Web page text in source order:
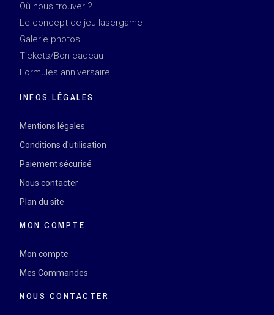
Où nous trouver ?
Le concept de jeu lasergame
Galerie photos
Tickets/Bon cadeau
Formules anniversaire
INFOS LÉGALES
Mentions légales
Conditions d'utilisation
Paiement sécurisé
Nous contacter
Plan du site
MON COMPTE
Mon compte
Mes Commandes
NOUS CONTACTER